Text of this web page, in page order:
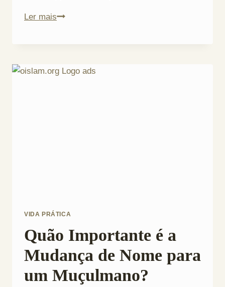
Ler maisO
Ler
VIDA PRÁTICA
Quão Importante é a
Mudança de Nome para
um Muçulmano?